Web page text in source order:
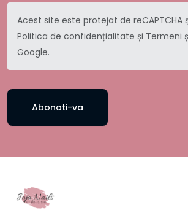
Acest site este protejat de reCAPTCHA
Politica de confidențialitate și Termeni
Google.
Abonati-va